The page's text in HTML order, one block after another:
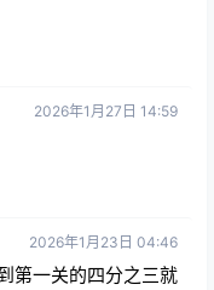
2026年1月27日 14:59
2026年1月23日 04:46
第一关的四分之三就